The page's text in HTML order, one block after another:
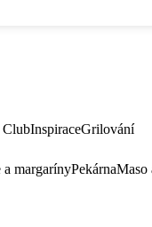
ClubInspiraceGrilování
a margarínyPekárnaMaso